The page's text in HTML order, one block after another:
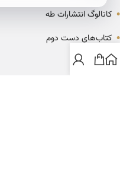
• کاتالوگ انتشارات طه
• کتاب‌های دست دوم
• بلاگ